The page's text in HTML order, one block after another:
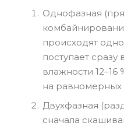
Однофазная
происходят
поступает сразу
влажности
на равномерных
Двухфазная
сначала